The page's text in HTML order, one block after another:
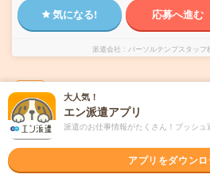
気になる! 応募へ進む
派遣会社 パーソルテンプスタッ
1800円＊在宅あり！穏やか
ート事務！経理未経験もOK
土日祝日が休み
大人気！
エン派遣アプリ
派遣のお仕事情報がたくさん！プッシュ
アプリをダウンロ